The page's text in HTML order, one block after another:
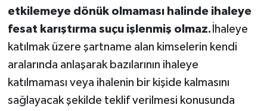
etkilemeye dönük olmaması halinde ihaleye
fesat karıştırma suçu işlenmiş olmaz. İhaleye
katılmak üzere şartname alan kimselerin kendi
aralarında anlaşarak bazılarının ihaleye
katılmaması veya ihalenin bir kişide kalmasını
sağlayacak şekilde teklif verilmesi konusunda